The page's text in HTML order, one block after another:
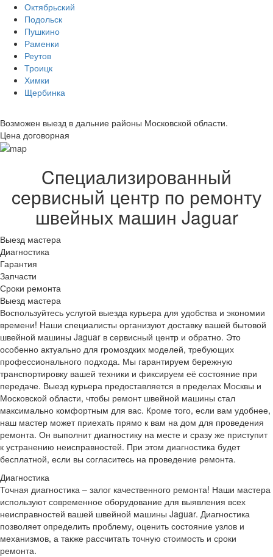
Октябрьский
Подольск
Пушкино
Раменки
Реутов
Троицк
Химки
Щербинка
Возможен выезд в дальние районы Московской области.
Цена договорная
Cпециализированный
cервисный центр по ремонту
швейных машин Jaguar
Выезд мастера
Диагностика
Гарантия
Запчасти
Сроки ремонта
Выезд мастера
Воспользуйтесь услугой выезда курьера для удобства и экономии
времени! Наши специалисты организуют доставку вашей бытовой
швейной машины Jaguar в сервисный центр и обратно. Это
особенно актуально для громоздких моделей, требующих
профессионального подхода. Мы гарантируем бережную
транспортировку вашей техники и фиксируем её состояние при
передаче. Выезд курьера предоставляется в пределах Москвы и
Московской области, чтобы ремонт швейной машины стал
максимально комфортным для вас. Кроме того, если вам удобнее,
наш мастер может приехать прямо к вам на дом для проведения
ремонта. Он выполнит диагностику на месте и сразу же приступит
к устранению неисправностей. При этом диагностика будет
бесплатной, если вы согласитесь на проведение ремонта.
Диагностика
Точная диагностика – залог качественного ремонта! Наши мастера
используют современное оборудование для выявления всех
неисправностей вашей швейной машины Jaguar. Диагностика
позволяет определить проблему, оценить состояние узлов и
механизмов, а также рассчитать точную стоимость и сроки
ремонта.